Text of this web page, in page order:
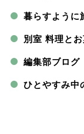
暮らすよう
別室 料理と
編集部ブログ
ひとやすみ中